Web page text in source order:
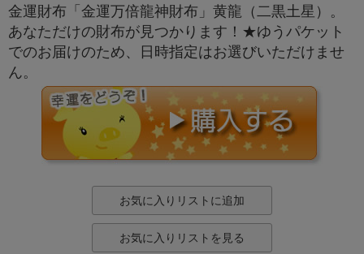
金運財布「金運万倍龍神財布」黄龍（二黒土星）。
あなただけの財布が見つかります！★ゆうパケット
でのお届けのため、日時指定はお選びいただけませ
ん。
お気に入りリストに追加
お気に入りリストを見る